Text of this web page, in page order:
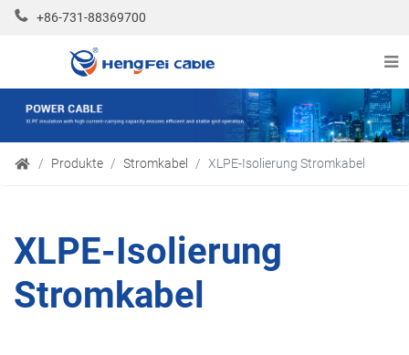
+86-731-88369700
Produkte Stromkabel XLPE-Isolierung Stromkabel
XLPE-Isolierung
Stromkabel